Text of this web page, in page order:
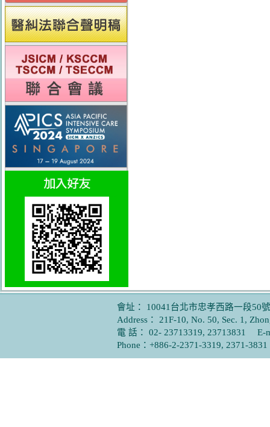
會址： 10041台北市忠孝西路一段50
Address： 21F-10, No. 50, Sec. 1,
電 話： 02- 23713319, 23713831 E-
Phone：+886-2-2371-3319, 2371-